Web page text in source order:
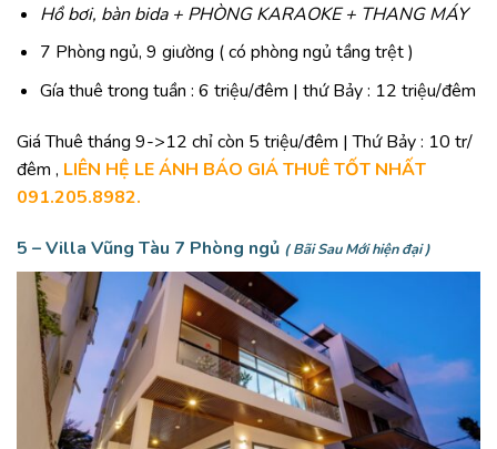
Hồ bơi, bàn bida + PHÒNG KARAOKE + THANG MÁY
7 Phòng ngủ, 9 giường ( có phòng ngủ tầng trệt )
Gía thuê trong tuần : 6 triệu/đêm | thứ Bảy : 12 triệu/đêm
Giá Thuê tháng 9->12 chỉ còn 5 triệu/đêm | Thứ Bảy : 10 tr/
đêm , LIÊN HỆ LE ÁNH BÁO GIÁ THUÊ TỐT NHẤT
091.205.8982.
5 –Villa Vũng Tàu 7 Phòng ngủ ( Bãi Sau Mới hiện đại )